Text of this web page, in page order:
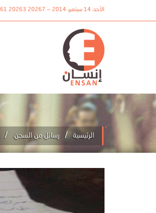
الأحد، 14 سبتمبر، 2014 — 20267 20263 20261
الرئيسية / رسائل من السجن /